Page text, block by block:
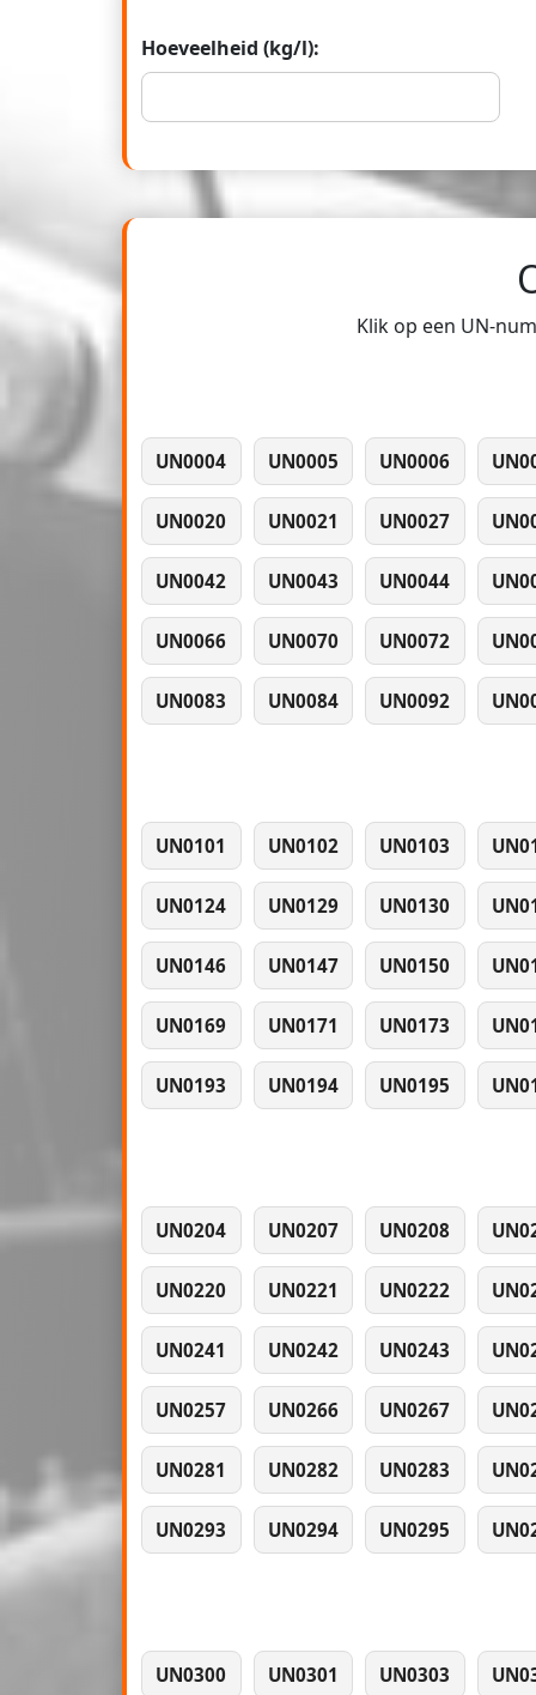
Hoeveelheid (kg/l):
Klik op een UN-
UN0004 UN0005 UN0006
UN0020 UN0021 UN0027
UN0042 UN0043 UN0044
UN0066 UN0070 UN0072
UN0083 UN0084 UN0092
UN0101 UN0102 UN0103
UN0124 UN0129 UN0130
UN0146 UN0147 UN0150
UN0169 UN0171 UN0173
UN0193 UN0194 UN0195
UN0204 UN0207 UN0208
UN0220 UN0221 UN0222
UN0241 UN0242 UN0243
UN0257 UN0266 UN0267
UN0281 UN0282 UN0283
UN0293 UN0294 UN0295
UN0300 UN0301 UN0303